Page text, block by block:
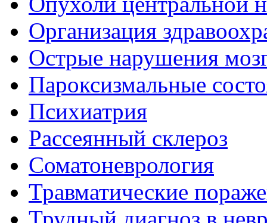
Организация
Острые нарушения
Пароксизмальные
Психиатрия
Рассеянный склероз
Соматоневрология
Травматические